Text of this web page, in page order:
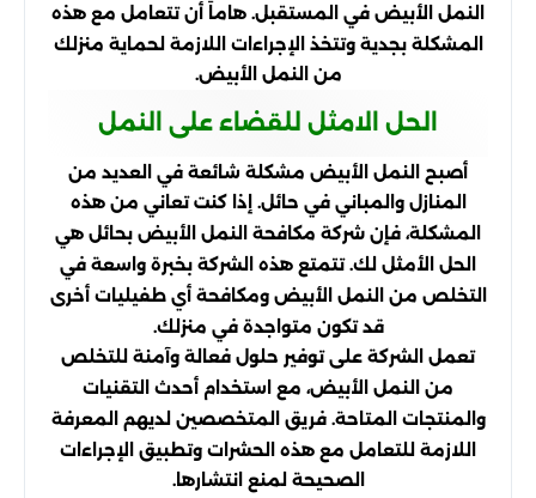
النمل الأبيض في المستقبل. هاماً أن تتعامل مع هذه
المشكلة بجدية وتتخذ الإجراءات اللازمة لحماية منزلك
من النمل الأبيض.
الحل الامثل للقضاء على النمل
أصبح النمل الأبيض مشكلة شائعة في العديد من
المنازل والمباني في حائل. إذا كنت تعاني من هذه
المشكلة، فإن شركة مكافحة النمل الأبيض بحائل هي
الحل الأمثل لك. تتمتع هذه الشركة بخبرة واسعة في
التخلص من النمل الأبيض ومكافحة أي طفيليات أخرى
قد تكون متواجدة في منزلك.
تعمل الشركة على توفير حلول فعالة وآمنة للتخلص
من النمل الأبيض، مع استخدام أحدث التقنيات
والمنتجات المتاحة. فريق المتخصصين لديهم المعرفة
اللازمة للتعامل مع هذه الحشرات وتطبيق الإجراءات
الصحيحة لمنع انتشارها.